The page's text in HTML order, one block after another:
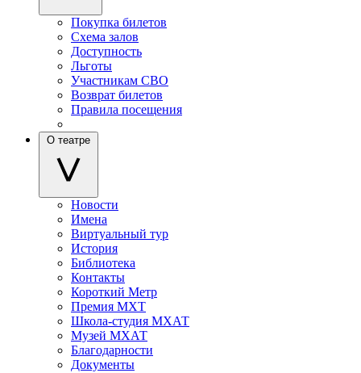
Покупка билетов
Схема залов
Доступность
Льготы
Участникам СВО
Возврат билетов
Правила посещения
О театре
Новости
Имена
Виртуальный тур
История
Библиотека
Контакты
Короткий Метр
Премия МХТ
Школа-студия МХАТ
Музей МХАТ
Благодарности
Документы